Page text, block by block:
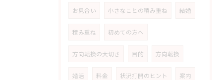
お見合い 小さなことの積み重ね 結婚
積み重ね 初めての方へ
方向転換の大切さ 目的 方向転換
婚活 料金 状況打開のヒント 案内